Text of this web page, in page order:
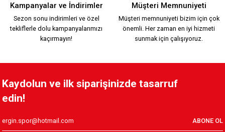
Kampanyalar ve İndirimler
Sezon sonu indirimleri ve özel
tekliflerle dolu kampanyalarımızı
kaçırmayın!
Müşteri Memnuniyeti
Müşteri memnuniyeti bizim için çok
önemli. Her zaman en iyi hizmeti
sunmak için çalışıyoruz.
Kaydolun ve ilk siparişinizde tasarruf
edin!
ABONE OL